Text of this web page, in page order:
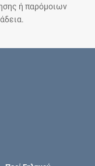
ή παρόμοιων